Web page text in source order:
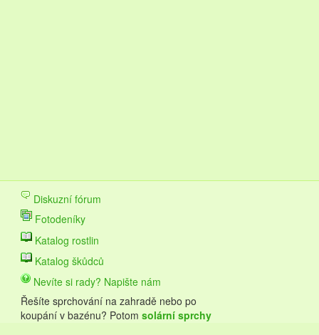
Diskuzní fórum
Fotodeníky
Katalog rostlin
Katalog škůdců
Nevíte si rady? Napište nám
Řešíte sprchování na zahradě nebo po
koupání v bazénu? Potom solární sprchy